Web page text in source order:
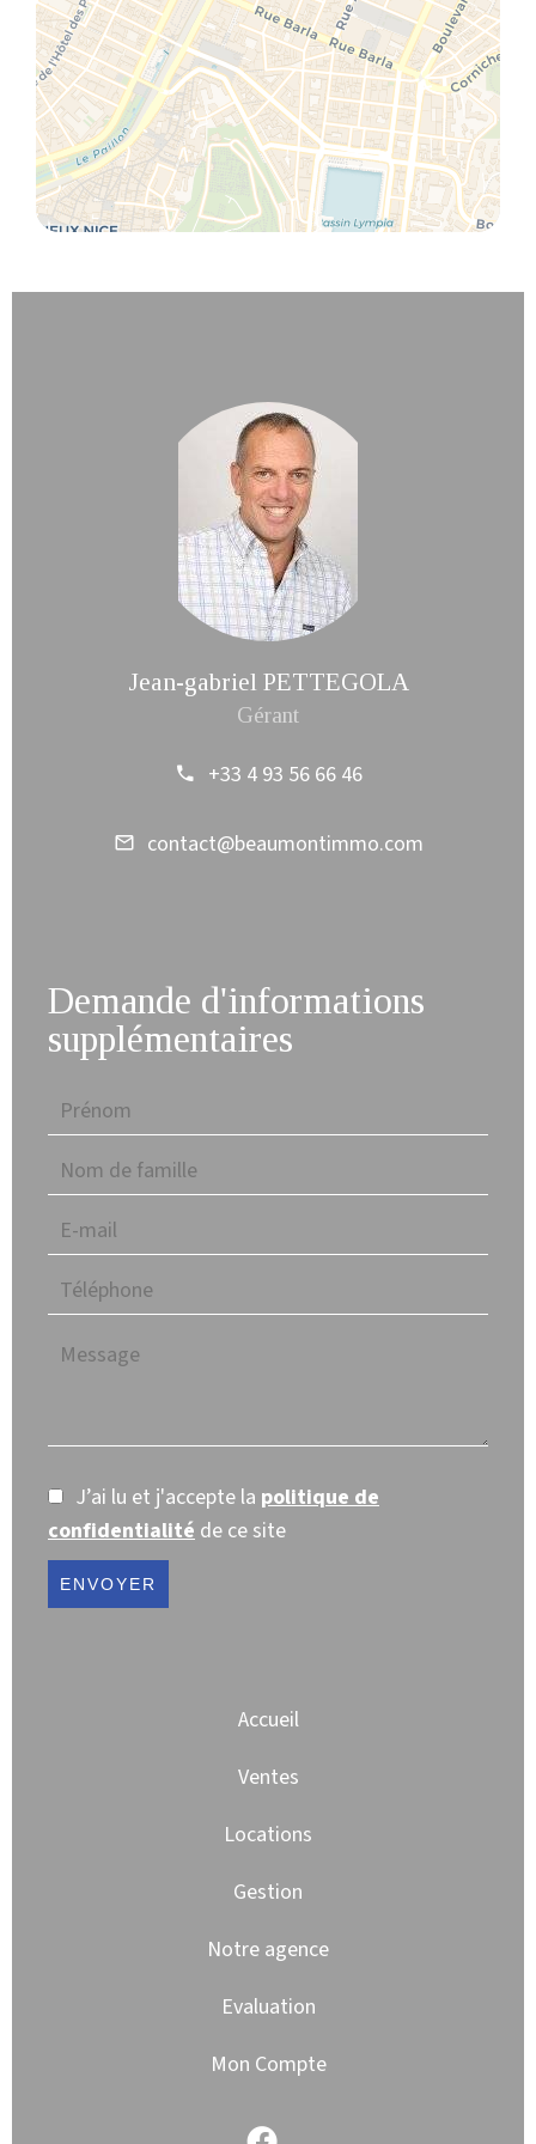
Jean-gabriel PETTEGOLA
Gérant
+33 4 93 56 66 46
contact@beaumontimmo.com
Demande d'informations
supplémentaires
J’ai lu et j'accepte la politique de
confidentialité de ce site
ENVOYER
Accueil
Ventes
Locations
Gestion
Notre agence
Evaluation
Mon Compte